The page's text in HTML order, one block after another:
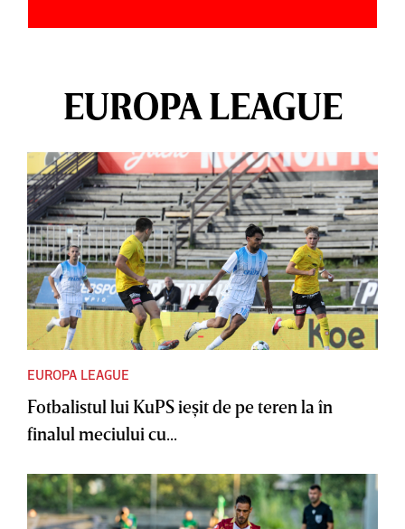
EUROPA LEAGUE
EUROPA LEAGUE
Fotbalistul lui KuPS ieşit de pe teren la în
finalul meciului cu...